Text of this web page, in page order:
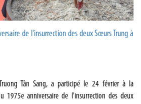
de l'insurrection des deux Sœurs Trung à
Tân Sang, a participé le 24 février à la
1975e anniversaire de l'insurrection des deux